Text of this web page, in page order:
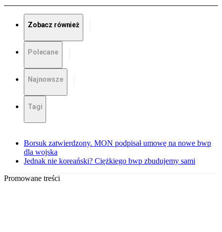
Zobacz również
Polecane
Najnowsze
Tagi
Borsuk zatwierdzony. MON podpisał umowę na nowe bwp
dla wojska
Jednak nie koreański? Ciężkiego bwp zbudujemy sami
Promowane treści